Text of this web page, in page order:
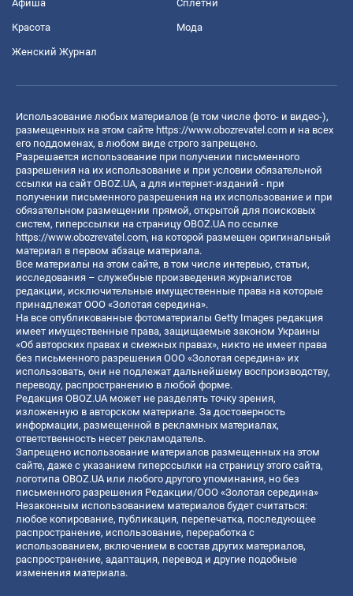
Афиша Сплетни
Красота Мода
Женский Журнал
Использование любых материалов (в том числе фото- и видео-),
размещенных на этом сайте https://www.obozrevatel.com и на всех
его поддоменах, в любом виде строго запрещено.
Разрешается использование при получении письменного
разрешения на их использование и при условии обязательной
ссылки на сайт OBOZ.UA, а для интернет-изданий - при
получении письменного разрешения на их использование и при
обязательном размещении прямой, открытой для поисковых
систем, гиперссылки на страницу OBOZ.UA по ссылке
https://www.obozrevatel.com, на которой размещен оригинальный
материал в первом абзаце материала.
Все материалы на этом сайте, в том числе интервью, статьи,
исследования – служебные произведения журналистов
редакции, исключительные имущественные права на которые
принадлежат ООО «Золотая середина».
На все опубликованные фотоматериалы Getty Images редакция
имеет имущественные права, защищаемые законом Украины
«Об авторских правах и смежных правах», никто не имеет права
без письменного разрешения ООО «Золотая середина» их
использовать, они не подлежат дальнейшему воспроизводству,
переводу, распространению в любой форме.
Редакция OBOZ.UA может не разделять точку зрения,
изложенную в авторском материале. За достоверность
информации, размещенной в рекламных материалах,
ответственность несет рекламодатель.
Запрещено использование материалов размещенных на этом
сайте, даже с указанием гиперссылки на страницу этого сайта,
логотипа OBOZ.UA или любого другого упоминания, но без
письменного разрешения Редакции/ООО «Золотая середина»
Незаконным использованием материалов будет считаться:
любое копирование, публикация, перепечатка, последующее
распространение, использование, переработка с
использованием, включением в состав других материалов,
распространение, адаптация, перевод и другие подобные
изменения материала.